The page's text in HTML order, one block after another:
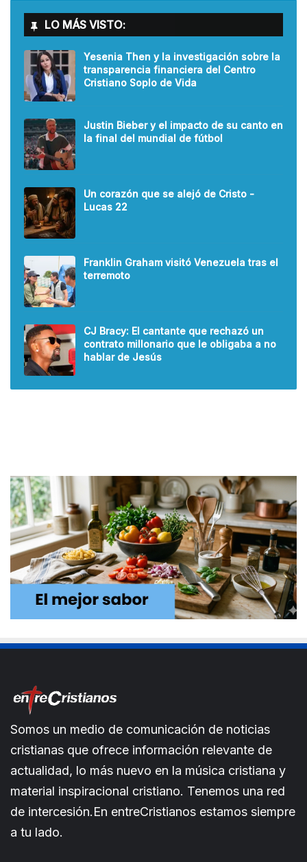
LO MÁS VISTO:
Yesenia Then y la investigación sobre la
transparencia financiera del Centro
Cristiano Soplo de Vida
Justin Bieber y el impacto de su canto en
la final del mundial de fútbol
Un corazón que se alejó de Cristo -
Lucas 22
Franklin Graham visitó Venezuela tras el
terremoto
CJ Bracy: El cantante que rechazó un
contrato millonario que le obligaba a no
hablar de Jesús
Somos un medio de comunicación de noticias
cristianas que ofrece información relevante de
actualidad, lo más nuevo en la música cristiana y
material inspiracional cristiano. Tenemos una red
de intercesión.En entreCristianos estamos siempre
a tu lado.